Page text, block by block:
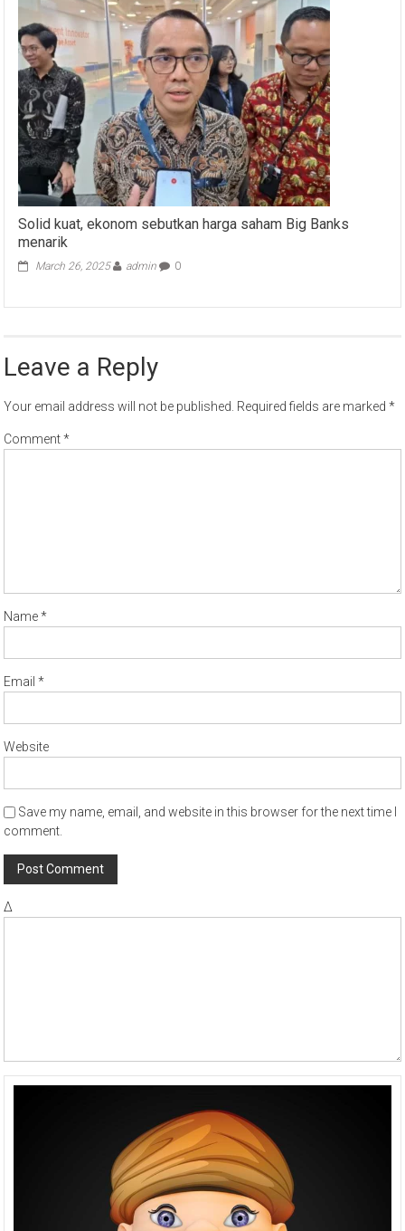
Solid kuat, ekonom sebutkan harga saham Big Banks
menarik
March 26, 2025 admin 0
Leave a Reply
Your email address will not be published. Required fields are marked*
Comment*
Name*
Email*
Website
Save my name, email, and website in this browser for the next time I
comment.
Δ